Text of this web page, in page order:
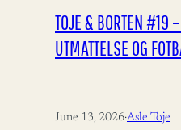
TOJE & BORTEN #19
UTMATTELSE OG
June 13, 2026·Asle Toje